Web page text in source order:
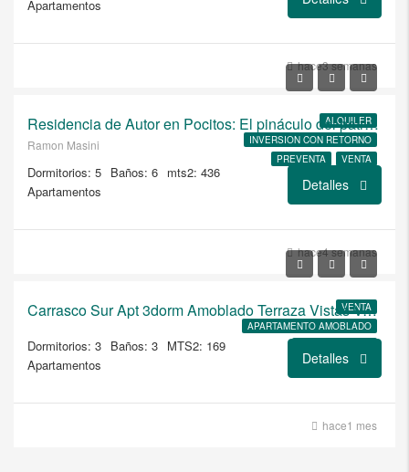
Apartamentos
hace3 semanas
ALQUILER
INVERSION CON RETORNO
PREVENTA
VENTA
A ESTRENAR
Residencia de Autor en Pocitos: El pináculo del patrimonio y el lujo moderno
Ramon Masini
Dormitorios: 5 Baños: 6 mts2: 436
Apartamentos
Detalles
hace4 semanas
VENTA
APARTAMENTO AMOBLADO
Carrasco Sur Apt 3dorm Amoblado Terraza Vistas Verdes
Dormitorios: 3 Baños: 3 MTS2: 169
Apartamentos
Detalles
hace1 mes